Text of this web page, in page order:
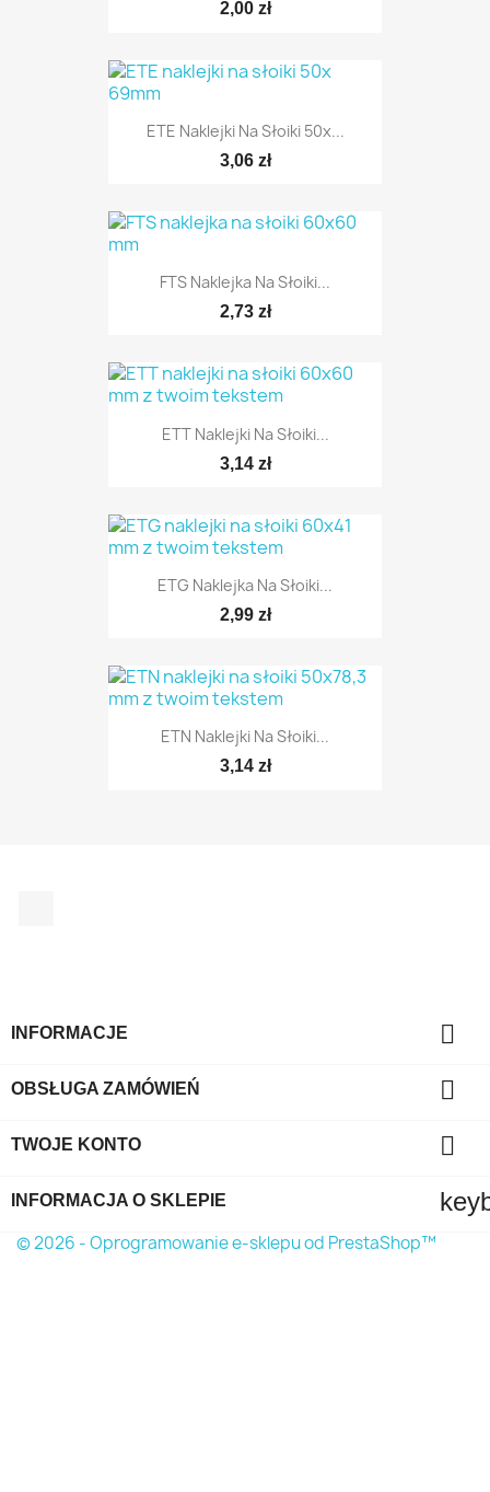
2,00 zł
ETE Naklejki Na Słoiki 50x...
3,06 zł
FTS Naklejka Na Słoiki...
2,73 zł
ETT Naklejki Na Słoiki...
3,14 zł
ETG Naklejka Na Słoiki...
2,99 zł
ETN Naklejki Na Słoiki...
3,14 zł
INFORMACJE 
OBSŁUGA ZAMÓWIEŃ 
TWOJE KONTO 
INFORMACJA O SKLEPIE
© 2026 - Oprogramowanie e-sklepu od PrestaShop™